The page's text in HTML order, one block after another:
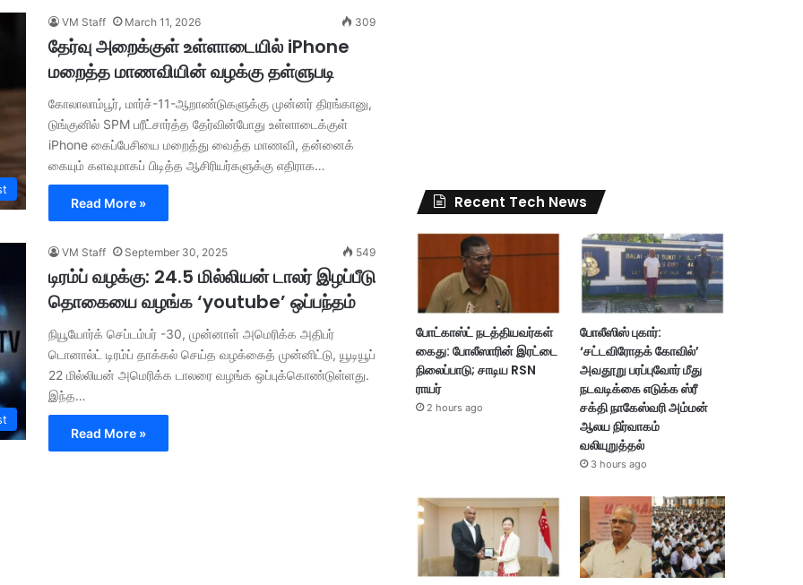
VM Staff March 11, 2026 309
தேர்வு அறைக்குள் உள்ளாடையில் iPhone
மறைத்த மாணவியின் வழக்கு தள்ளுபடி
கோலாலாம்பூர், மார்ச்-11-ஆறாண்டுகளுக்கு முன்னர் திரங்கானு,
டுங்குனில் SPM பரீட்சார்த்த தேர்வின்போது உள்ளாடைக்குள்
iPhone கைப்பேசியை மறைத்து வைத்த மாணவி, தன்னைக்
கையும் களவுமாகப் பிடித்த ஆசிரியர்களுக்கு எதிராக…
Read More »
VM Staff September 30, 2025 549
டிரம்ப் வழக்கு: 24.5 மில்லியன் டாலர் இழப்பீடு
தொகையை வழங்க ‘youtube’ ஒப்பந்தம்
நியூயோர்க் செப்டம்பர் -30, முன்னாள் அமெரிக்க அதிபர்
டொனால்ட் டிரம்ப் தாக்கல் செய்த வழக்கைத் முன்னிட்டு, யூடியூப்
22 மில்லியன் அமெரிக்க டாலரை வழங்க ஒப்புக்கொண்டுள்ளது.
இந்த…
Read More »
Recent Tech News
போட்காஸ்ட் நடத்தியவர்கள்
கைது: போலீஸாரின் இரட்டை
நிலைப்பாடு; சாடிய RSN
ராயர்
2 hours ago
போலீஸிஸ் புகார்:
‘சட்டவிரோதக் கோவில்’
அவதூறு பரப்புவோர் மீது
நடவடிக்கை எடுக்க ஸ்ரீ
சக்தி நாகேஸ்வரி அம்மன்
ஆலய நிர்வாகம்
வலியுறுத்தல்
3 hours ago